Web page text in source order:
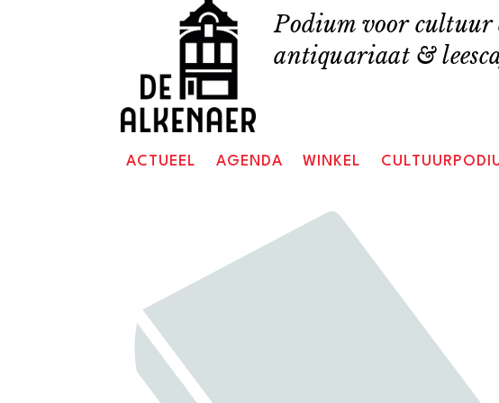
Podium voor cultuur
antiquariaat &
ACTUEEL AGENDA WINKEL